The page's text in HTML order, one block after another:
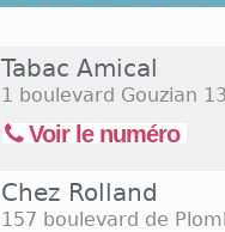
Tabac Amical
1 boulevard Gouzian
Voir le numéro
Chez Rolland
157 boulevard de